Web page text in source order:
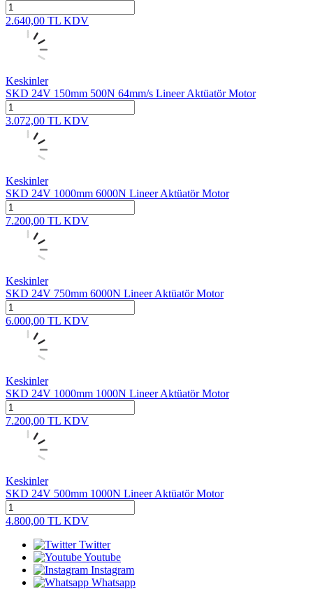
2.640,00 TL KDV
Keskinler
SKD 24V 150mm 500N 64mm/s Lineer Aktüatör Motor
3.072,00 TL KDV
Keskinler
SKD 24V 1000mm 6000N Lineer Aktüatör Motor
7.200,00 TL KDV
Keskinler
SKD 24V 750mm 6000N Lineer Aktüatör Motor
6.000,00 TL KDV
Keskinler
SKD 24V 1000mm 1000N Lineer Aktüatör Motor
7.200,00 TL KDV
Keskinler
SKD 24V 500mm 1000N Lineer Aktüatör Motor
4.800,00 TL KDV
Twitter
Youtube
Instagram
Whatsapp